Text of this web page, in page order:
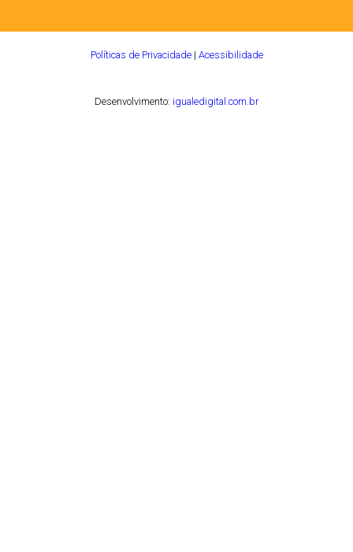
Políticas de Privacidade| Acessibilidade
Desenvolvimento: igualedigital.com.br